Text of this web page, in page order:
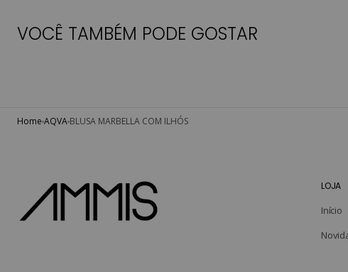
VOCÊ TAMBÉM PODE GOSTAR
Home AQVA BLUSA MARBELLA COM ILHÓS
LOJA
Início